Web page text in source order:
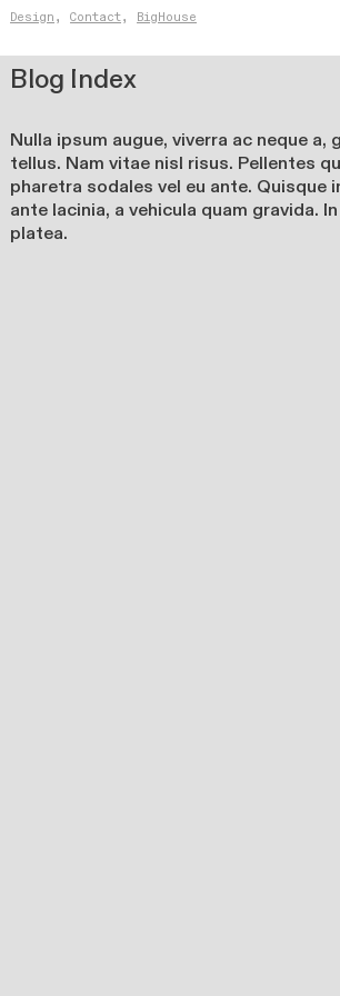
Design ,Contact, BigHouse
Blog Index
Nulla ipsum augue, viverra ac neque a,
tellus. Nam vitae nisl risus. Pellentes
pharetra sodales vel eu ante. Quisque
ante lacinia, a vehicula quam gravida.
platea.